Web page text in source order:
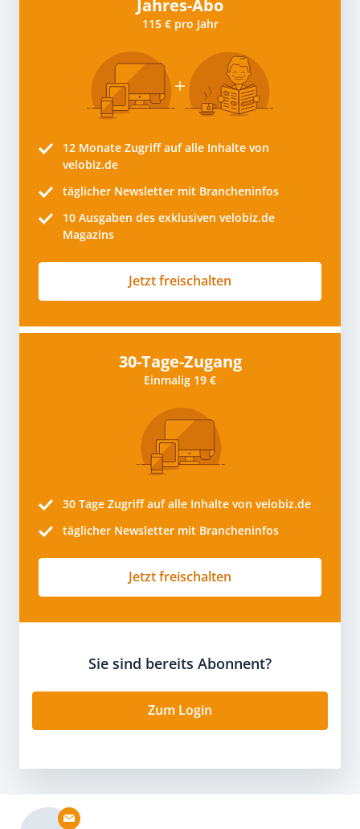
Jahres-Abo
115 € pro Jahr
12 Monate Zugriff auf alle Inhalte von
velobiz.de
täglicher Newsletter mit Brancheninfos
10 Ausgaben des exklusiven velobiz.de
Magazins
Jetzt freischalten
30-Tage-Zugang
Einmalig 19 €
30 Tage Zugriff auf alle Inhalte von velobiz.de
täglicher Newsletter mit Brancheninfos
Jetzt freischalten
Sie sind bereits Abonnent?
Zum Login